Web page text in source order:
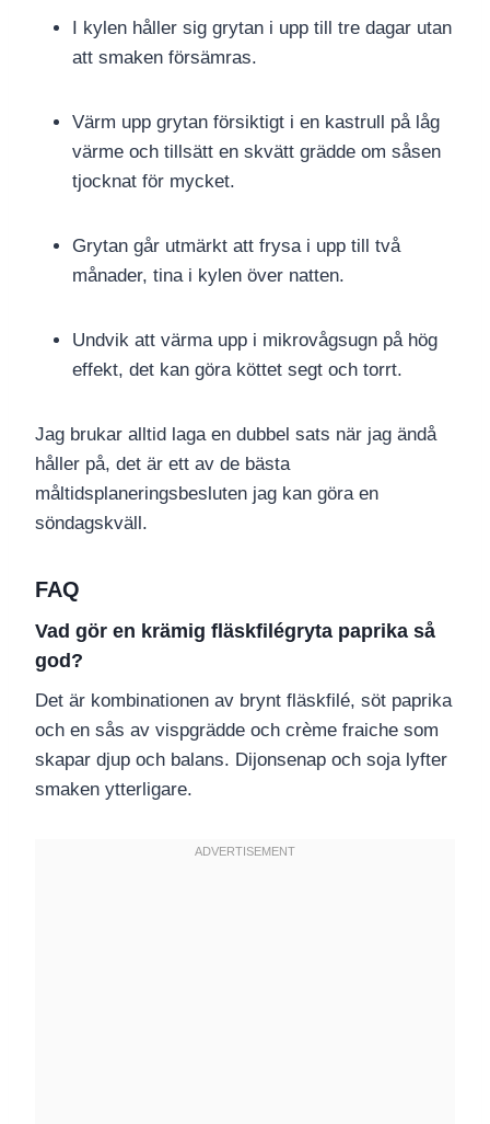
I kylen håller sig grytan i upp till tre dagar utan
att smaken försämras.
Värm upp grytan försiktigt i en kastrull på låg
värme och tillsätt en skvätt grädde om såsen
tjocknat för mycket.
Grytan går utmärkt att frysa i upp till två
månader, tina i kylen över natten.
Undvik att värma upp i mikrovågsugn på hög
effekt, det kan göra köttet segt och torrt.
Jag brukar alltid laga en dubbel sats när jag ändå
håller på, det är ett av de bästa
måltidsplaneringsbesluten jag kan göra en
söndagskväll.
FAQ
Vad gör en krämig fläskfilégryta paprika så
god?
Det är kombinationen av brynt fläskfilé, söt paprika
och en sås av vispgrädde och crème fraiche som
skapar djup och balans. Dijonsenap och soja lyfter
smaken ytterligare.